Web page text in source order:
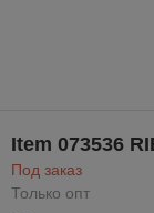
Item 073536
Под заказ
Только опт